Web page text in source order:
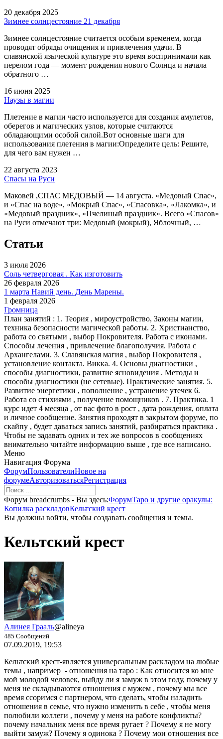
20 декабря 2025
Зимнее солнцестояние 21 декабря
Зимнее солнцестояние считается особым временем, когда
проводят обряды очищения и привлечения удачи. В
славянской языческой культуре это время воспринимали как
перелом года — момент рождения нового Солнца и начала
обратного …
16 июня 2025
Наузы в магии
Плетение в магии часто используется для создания амулетов,
оберегов и магических узлов, которые считаются
обладающими особой силой.Вот основные шаги для
использования плетения в магии:Определите цель: Решите,
для чего вам нужен …
22 августа 2023
Спасы на Руси
Маковей ,СПАС МЕДОВЫЙ — 14 августа. «Медовый Спас»,
и «Спас на воде», «Мокрый Спас», «Спасовка», «Лакомка», и
«Медовый праздник», «Пчелиный праздник». Всего «Спасов»
на Руси отмечают три: Медовый (мокрый), Яблочный, …
Статьи
3 июля 2026
Соль четверговая . Как изготовить
26 февраля 2026
1 марта Навий день. День Марены.
1 февраля 2026
Громница
План занятий : 1. Теория , мироустройство, Законы магии,
техника безопасности магической работы. 2. Христианство,
работа со святыми , выбор Покровителя. Работа с иконами.
Способы лечения , привлечение благополучия. Работа с
Архангелами. 3. Славянская магия , выбор Покровителя ,
установление контакта. Викка. 4. Основы диагностики ,
способы диагностики, развитие ясновидения . Методы и
способы диагностики (не сетевые). Практические занятия. 5.
Развитие энергетики , пополнение , устранение утечек 6.
Работа со стихиями , получение помощников . 7. Практика. 1
курс идет 4 месяца , от вас фото в рост , дата рождения, оплата
и личное сообщение. Занятия проходят в закрытом форуме, по
скайпу , будет даваться запись занятий, разбираться практика .
Чтобы не задавать одних и тех же вопросов в сообщениях
внимательно читайте информацию выше , где все написано.
Меню
Навигация Форума
ФорумПользователиНовое на
форумеАвторизоватьсяРегистрация
Форум breadcrumbs - Вы здесь:ФорумТаро и другие оракулы:
Копилка раскладовКельтский крест
Вы должны войти, чтобы создавать сообщения и темы.
Кельтский крест
Алинея Грааль@alineya
485 Сообщений
07.09.2019, 19:53
Кельтский крест-является универсальным раскладом на любые
темы , например - отношения на таро : Как относится ко мне
мой молодой человек, выйду ли я замуж в этом году, почему у
меня не складываются отношения с мужем , почему мы все
время ссоримся с партнером, что сделать, чтобы наладить
отношения в семье, что нужно изменить в себе , чтобы меня
полюбили коллеги , почему у меня на работе конфликты?
почему начальник меня все время ругает ? Почему я не могу
выйти замуж? Почему я одинока ? Почему мои отношения все